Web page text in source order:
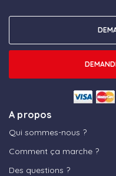
A propos
Qui sommes-nous ?
Comment ça marche ?
Des questions ?